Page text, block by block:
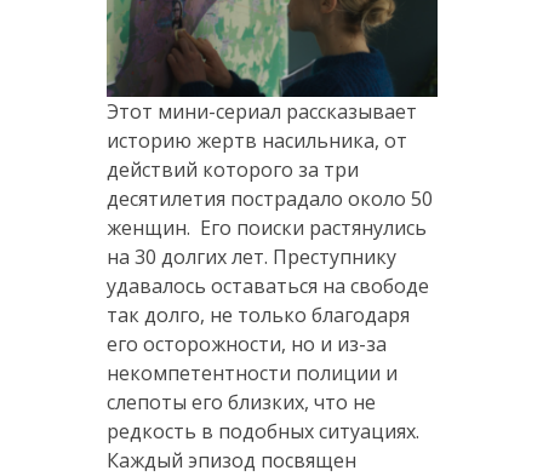
Этот мини-сериал рассказывает
историю жертв насильника, от
действий которого за три
десятилетия пострадало около 50
женщин. Его поиски растянулись
на 30 долгих лет. Преступнику
удавалось оставаться на свободе
так долго, не только благодаря
его осторожности, но и из-за
некомпетентности полиции и
слепоты его близких, что не
редкость в подобных ситуациях.
Каждый эпизод ​​посвящен